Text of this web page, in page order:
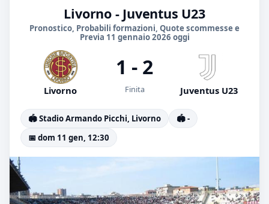
Livorno - Juventus U23
Pronostico, Probabili formazioni, Quote scommesse e
Previa 11 gennaio 2026 oggi
Livorno
1 - 2
Finita Juventus U23
🏟️ Stadio Armando Picchi, Livorno
🏟️ -
📅 dom 11 gen, 12:30